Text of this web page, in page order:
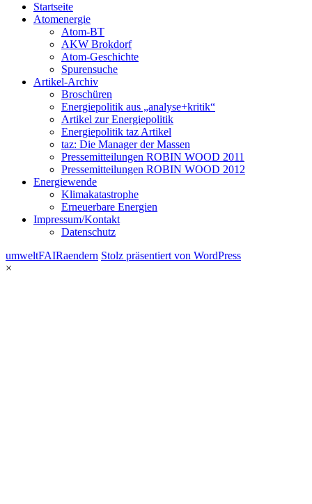
Startseite
Atomenergie
Atom-BT
AKW Brokdorf
Atom-Geschichte
Spurensuche
Artikel-Archiv
Broschüren
Energiepolitik aus „analyse+kritik“
Artikel zur Energiepolitik
Energiepolitik taz Artikel
taz: Die Manager der Massen
Pressemitteilungen ROBIN WOOD 2011
Pressemitteilungen ROBIN WOOD 2012
Energiewende
Klimakatastrophe
Erneuerbare Energien
Impressum/Kontakt
Datenschutz
umweltFAIRaendern Stolz präsentiert von WordPress
×